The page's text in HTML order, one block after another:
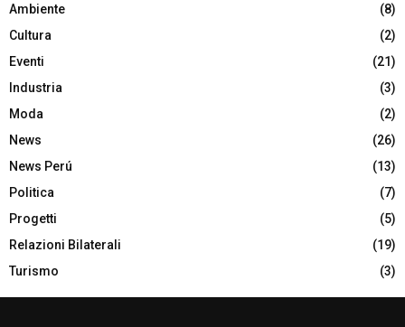
Ambiente
(8)
Cultura
(2)
Eventi
(21)
Industria
(3)
Moda
(2)
News
(26)
News Perú
(13)
Politica
(7)
Progetti
(5)
Relazioni Bilaterali
(19)
Turismo
(3)